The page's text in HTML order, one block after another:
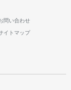
問い合わせ
イトマップ